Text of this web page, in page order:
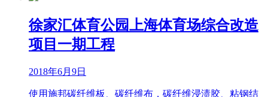
徐家汇体育公园上海体育场综合改造
项目一期工程
2018年6月9日
使用施邦碳纤维板、碳纤维布，碳纤维浸渍胶、粘钢结